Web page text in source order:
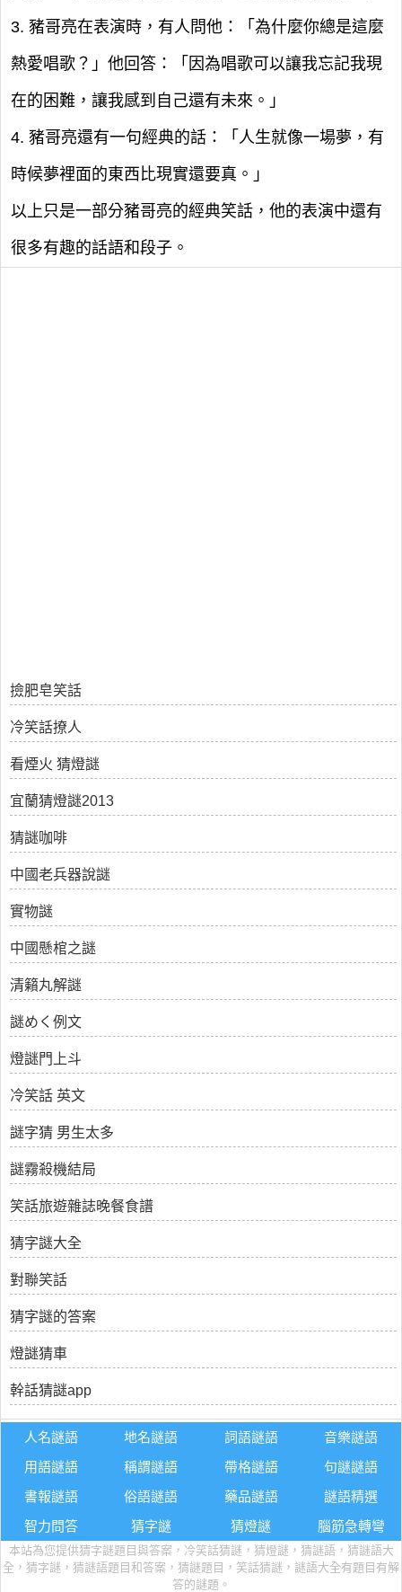
3. 豬哥亮在表演時，有人問他：「為什麼你總是這麼
熱愛唱歌？」他回答：「因為唱歌可以讓我忘記我現
在的困難，讓我感到自己還有未來。」
4. 豬哥亮還有一句經典的話：「人生就像一場夢，有
時候夢裡面的東西比現實還要真。」
以上只是一部分豬哥亮的經典笑話，他的表演中還有
很多有趣的話語和段子。
撿肥皂笑話
冷笑話撩人
看煙火 猜燈謎
宜蘭猜燈謎2013
猜謎咖啡
中國老兵器說謎
實物謎
中國懸棺之謎
清籟丸解謎
謎めく例文
燈謎門上斗
冷笑話 英文
謎字猜 男生太多
謎霧殺機結局
笑話旅遊雜誌晚餐食譜
猜字謎大全
對聯笑話
猜字謎的答案
燈謎猜車
幹話猜謎app
人名謎語 地名謎語 詞語謎語
音樂謎語
用語謎語
稱謂謎語 帶格謎語
句謎謎語
書報謎語
俗語謎語 藥品謎語
謎語精選
智力問答
猜字謎 猜燈謎 腦筋急轉彎
本站為您提供猜字謎題目與答案，冷笑話猜謎，猜燈謎，猜謎語，猜謎語大
全，猜字謎，猜謎語題目和答案，猜謎題目，笑話猜謎，謎語大全有題目有解
答的謎題。